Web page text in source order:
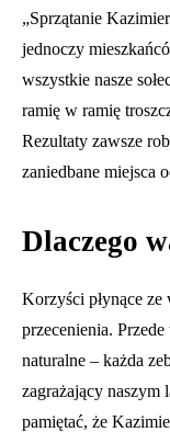
„Sprzątanie
jednoczy
wszystkie nasze
ramię w ramię
Rezultaty zawsze
zaniedbane miejsca
Dlaczego
Korzyści płynące ze
przecenienia.
naturalne – każda
zagrażający naszym
pamiętać, że